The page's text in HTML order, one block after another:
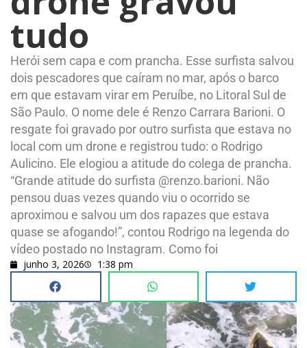
tudo
Herói sem capa e com prancha. Esse surfista salvou
dois pescadores que caíram no mar, após o barco
em que estavam virar em Peruíbe, no Litoral Sul de
São Paulo. O nome dele é Renzo Carrara Barioni. O
resgate foi gravado por outro surfista que estava no
local com um drone e registrou tudo: o Rodrigo
Aulicino. Ele elogiou a atitude do colega de prancha.
“Grande atitude do surfista @renzo.barioni. Não
pensou duas vezes quando viu o ocorrido se
aproximou e salvou um dos rapazes que estava
quase se afogando!”, contou Rodrigo na legenda do
vídeo postado no Instagram. Como foi
junho 3, 2026 1:38 pm